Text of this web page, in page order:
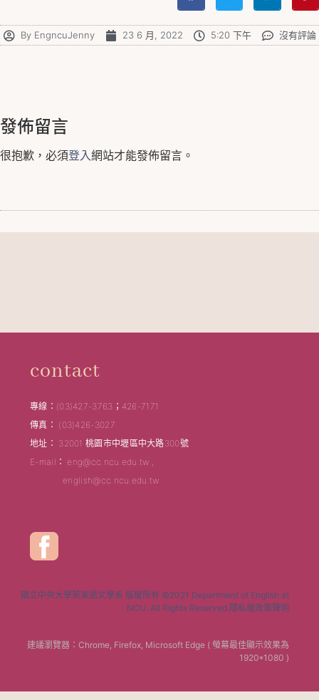
ByEngncuJenny 23 6 月, 2022 5:20 下午 沒有評論
發佈留言
很抱歉，必須登入網站才能發佈留言。
contact
專線：(03)427-3763；426-7171
傳真： (03)426-3027
地址： 32001 桃園市中壢區中大路300號
E-mail： eng@cc.ncu.edu.tw ,
english@cc.ncu.edu.tw
國立中央大學英美語文學系 版權所有 ©2021 Department of English at
NCU. All Rights Reserved.隱私權政策聲明
建議瀏覽器：Chrome, Firefox, Microsoft Edge ( 螢幕最佳顯示效果為
1920*1080 )